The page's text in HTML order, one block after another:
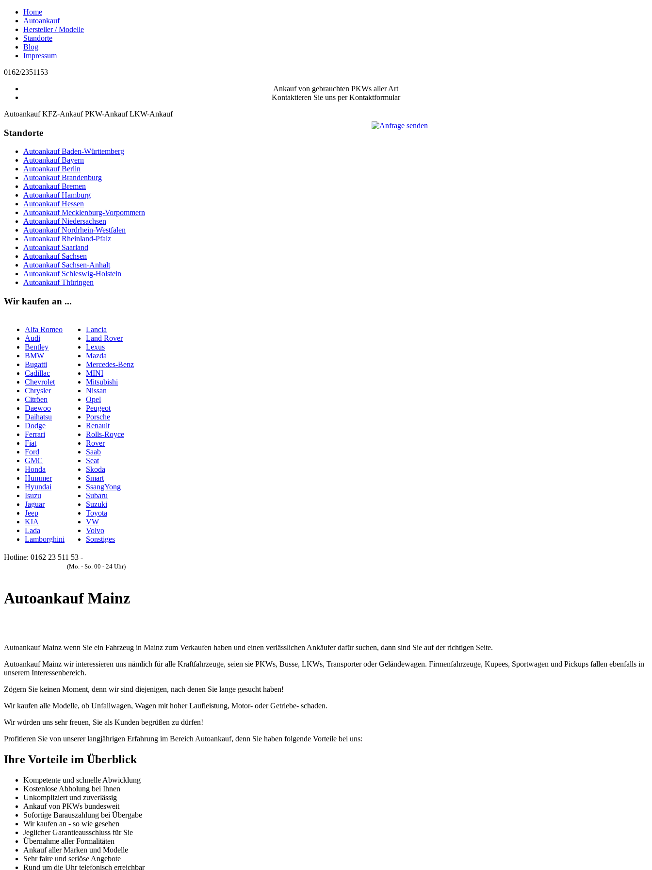
Home
Autoankauf
Hersteller / Modelle
Standorte
Blog
Impressum
0162/2351153
Ankauf von gebrauchten PKWs aller Art
Kontaktieren Sie uns per Kontaktformular
Autoankauf KFZ-Ankauf PKW-Ankauf LKW-Ankauf
Standorte
Autoankauf Baden-Württemberg
Autoankauf Bayern
Autoankauf Berlin
Autoankauf Brandenburg
Autoankauf Bremen
Autoankauf Hamburg
Autoankauf Hessen
Autoankauf Mecklenburg-Vorpommern
Autoankauf Niedersachsen
Autoankauf Nordrhein-Westfalen
Autoankauf Rheinland-Pfalz
Autoankauf Saarland
Autoankauf Sachsen
Autoankauf Sachsen-Anhalt
Autoankauf Schleswig-Holstein
Autoankauf Thüringen
Wir kaufen an ...
Alfa Romeo
Audi
Bentley
BMW
Bugatti
Cadillac
Chevrolet
Chrysler
Citröen
Daewoo
Daihatsu
Dodge
Ferrari
Fiat
Ford
GMC
Honda
Hummer
Hyundai
Isuzu
Jaguar
Jeep
KIA
Lada
Lamborghini
Lancia
Land Rover
Lexus
Mazda
Mercedes-Benz
MINI
Mitsubishi
Nissan
Opel
Peugeot
Porsche
Renault
Rolls-Royce
Rover
Saab
Seat
Skoda
Smart
SsangYong
Subaru
Suzuki
Toyota
VW
Volvo
Sonstiges
Hotline: 0162 23 511 53 -
(Mo. - So. 00 - 24 Uhr)
Autoankauf Mainz
Autoankauf Mainz wenn Sie ein Fahrzeug in Mainz zum Verkaufen haben und einen verlässlichen Ankäufer dafür suchen, dann sind Sie auf der richtigen Seite.
Autoankauf Mainz wir interessieren uns nämlich für alle Kraftfahrzeuge, seien sie PKWs, Busse, LKWs, Transporter oder Geländewagen. Firmenfahrzeuge, Kupees, Sportwagen und Pickups fallen ebenfalls in
unserem Interessenbereich.
Zögern Sie keinen Moment, denn wir sind diejenigen, nach denen Sie lange gesucht haben!
Wir kaufen alle Modelle, ob Unfallwagen, Wagen mit hoher Laufleistung, Motor- oder Getriebe- schaden.
Wir würden uns sehr freuen, Sie als Kunden begrüßen zu dürfen!
Profitieren Sie von unserer langjährigen Erfahrung im Bereich Autoankauf, denn Sie haben folgende Vorteile bei uns:
Ihre Vorteile im Überblick
Kompetente und schnelle Abwicklung
Kostenlose Abholung bei Ihnen
Unkompliziert und zuverlässig
Ankauf von PKWs bundesweit
Sofortige Barauszahlung bei Übergabe
Wir kaufen an - so wie gesehen
Jeglicher Garantieausschluss für Sie
Übernahme aller Formalitäten
Ankauf aller Marken und Modelle
Sehr faire und seriöse Angebote
Rund um die Uhr telefonisch erreichbar